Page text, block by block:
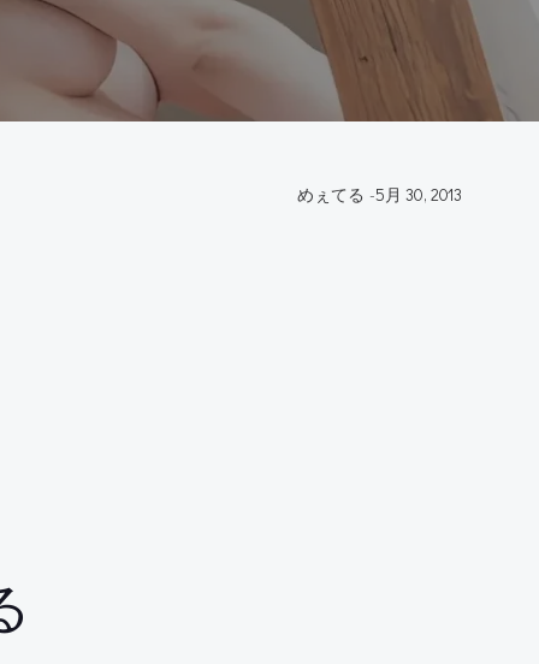
めぇてる -5月 30, 2013